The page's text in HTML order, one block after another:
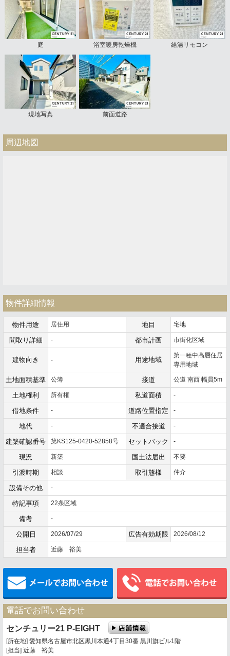
庭 浴室暖房乾燥機 給湯リモコン
現地写真 前面道路
周辺地図
物件詳細情報
物件用途 居住用 地目 宅地
間取り詳細 - 都市計画 市街化区域
建物向き - 用途地域
第一種中高層住居
専用地域
土地面積基準 公簿 接道 公道 南西 幅員5m
土地権利 所有権 私道面積 -
借地条件 - 道路位置指定 -
地代 - 不適合接道 -
建築確認番号 第KS125-0420-52858号 セットバック -
現況 新築 国土法届出 不要
引渡時期 相談 取引態様 仲介
設備その他 -
特記事項 22条区域
備考 -
公開日 2026/07/29 広告有効期限 2026/08/12
担当者 近藤 裕美
メールでお問い合わせ
電話でお問い合わせ
センチュリー21 P-EIGHT
[所在地] 愛知県名古屋市北区黒川本通4丁目30番 黒川旗ビル1階
[担当] 近藤 裕美